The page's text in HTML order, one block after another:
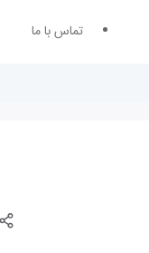
تماس با ما